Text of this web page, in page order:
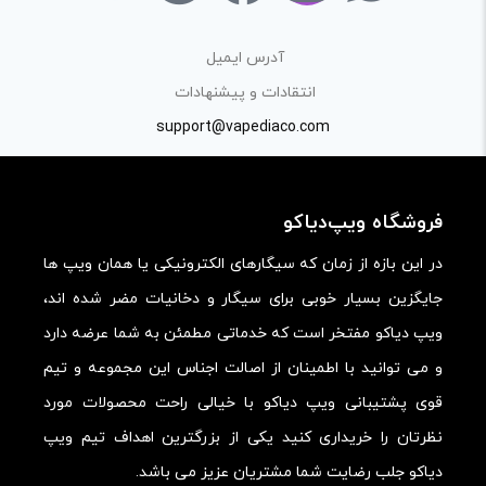
آدرس ایمیل
انتقادات و پیشنهادات
support@vapediaco.com
فروشگاه ویپ‌دیاکو
در این بازه از زمان که سیگارهای الکترونیکی یا همان ویپ ها
جایگزین بسیار خوبی برای سیگار و دخانیات مضر شده اند،
ویپ دیاکو مفتخر است که خدماتی مطمئن به شما عرضه دارد
و می توانید با اطمینان از اصالت اجناس این مجموعه و تیم
قوی پشتیبانی ویپ دیاکو با خیالی راحت محصولات مورد
نظرتان را خریداری کنید یکی از بزرگترین اهداف تیم ویپ
دیاکو جلب رضایت شما مشتریان عزیز می باشد.